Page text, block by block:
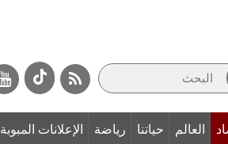
العالم حياتنا رياضة الإعلانات المبوبة